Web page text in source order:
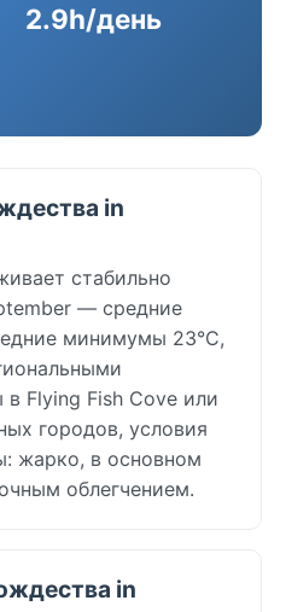
2.9h/день
in
стабильно
— средние
минимумы 23°C,
Flying Fish Cove или
городов, условия
жарко, в основном
облегчением.
in